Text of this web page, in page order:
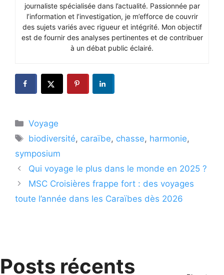
journaliste spécialisée dans l’actualité. Passionnée par
l’information et l’investigation, je m’efforce de couvrir
des sujets variés avec rigueur et intégrité. Mon objectif
est de fournir des analyses pertinentes et de contribuer
à un débat public éclairé.
Catégories
Voyage
Étiquettes
biodiversité, caraïbe, chasse, harmonie,
symposium
Qui voyage le plus dans le monde en 2025 ?
MSC Croisières frappe fort : des voyages
toute l’année dans les Caraïbes dès 2026
Posts récents